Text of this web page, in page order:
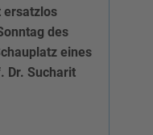
ersatzlos
des
eines
Dr. Sucharit